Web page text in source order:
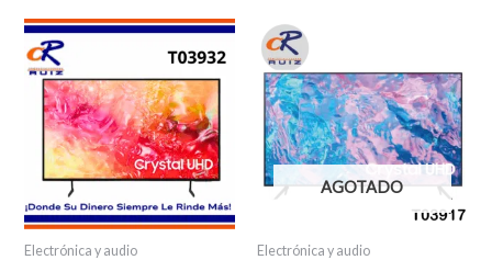
Electrónica y audio
AGOTADO
Electrónica y audio